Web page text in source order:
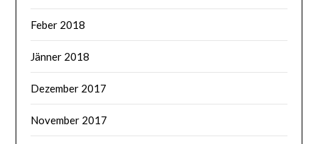
Feber 2018
Jänner 2018
Dezember 2017
November 2017